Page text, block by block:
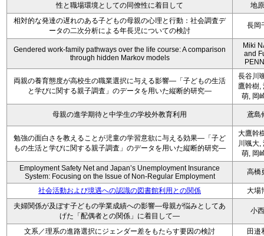
性と職場環境としての同僚性に着目して
地
相対的な発達の遅れのある子どもの母親の心理と行動：社会調査デ
ータの二次分析による年長児についての検討
長岡
Gendered work-family pathways over the life course: A comparison
through hidden Markov models
Miki
and
両親の養育態度が高校生の職業選択に与える影響―「子どもの生活
と学びに関する親子調査」のデータを用いた縦断的研究―
長谷川
鷹幹樹,
萌, 岡
母親の進学期待と中学生の学校外教育利用 鳶島
勉強の面白さを教えることが児童の学習意欲に与える効果―「子ど
もの生活と学びに関する親子調査」のデータを用いた縦断的研究―
大鷹幹
川颯大,
萌, 岡
Employment Safety Net and Japan’s Unemployment Insurance
System: Focusing on the Issue of Non-Regular Employment
高橋
社会活動および境遇への認識の図書館利用との関係
大場
夫婦関係が及ぼす子どもの学業成績への影響―母親が悩みとしてあ
げた「配偶者との関係」に着目して―
小
文系／理系の進路選択にジェンダー差をもたらす要因の検討
田邉